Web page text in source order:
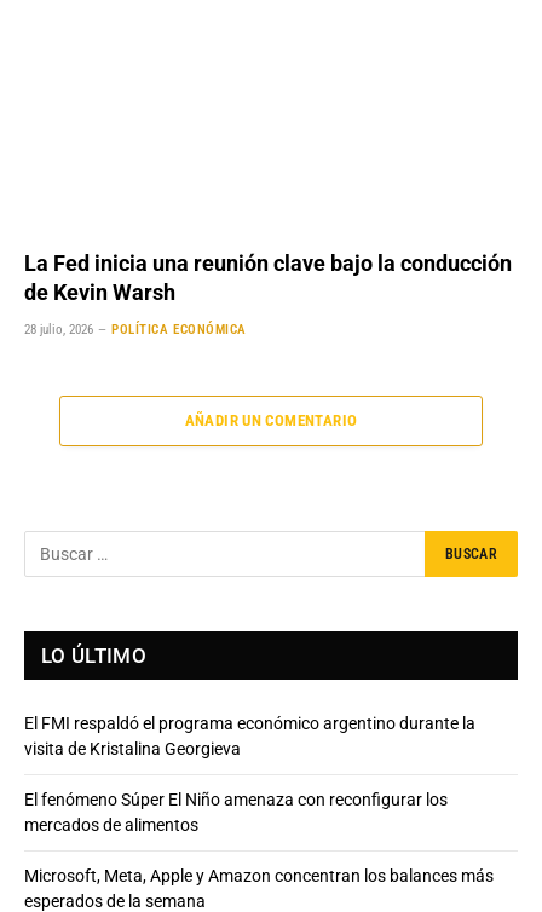
La Fed inicia una reunión clave bajo la conducción
de Kevin Warsh
28 julio, 2026 POLÍTICA ECONÓMICA
AÑADIR UN COMENTARIO
LO ÚLTIMO
El FMI respaldó el programa económico argentino durante la
visita de Kristalina Georgieva
El fenómeno Súper El Niño amenaza con reconfigurar los
mercados de alimentos
Microsoft, Meta, Apple y Amazon concentran los balances más
esperados de la semana